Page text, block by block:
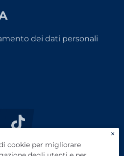
dei dati personali
×
cookie per migliorare